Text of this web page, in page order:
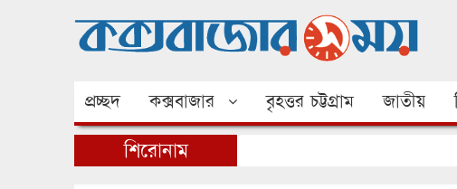
প্রচ্ছদ কক্সবাজার বৃহত্তর চট্টগ্রাম জাতীয়
শিরোনাম